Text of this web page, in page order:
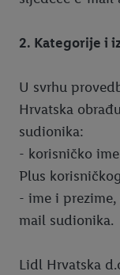
2. Kategorije i
U svrhu
Hrvatska
sudionika:
- korisničko
Plus
- ime i
mail sudionika.
Lidl Hrvatska